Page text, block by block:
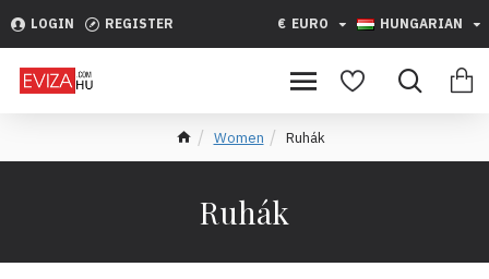
LOGIN REGISTER € EURO HUNGARIAN
Women Ruhák
Ruhák